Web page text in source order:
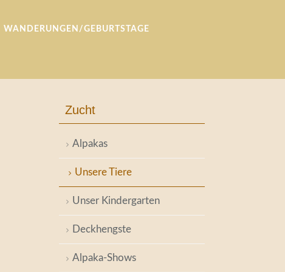
WANDERUNGEN/GEBURTSTAGE
Zucht
Alpakas
Unsere Tiere
Unser Kindergarten
Deckhengste
Alpaka-Shows